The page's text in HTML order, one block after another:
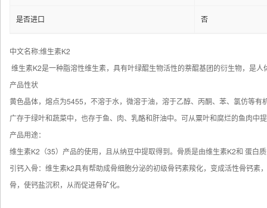
是否进口 否
中文名称:维生素K2
维生素K2是一种脂溶性维生素，具有叶绿醌生物活性的萘醌基团的衍生物，是
产品性状
黄色晶体，熔点为5455，不溶于水，微溶于油，溶于乙醇、丙酮、苯、氯仿等
广存于绿叶和蔬菜中，也存于鱼、肉、乳酪和肝油中。可从粟叶和腐烂的鱼肉中
产品用途：
维生素K2（35）产品的使用，且从纳豆中提取得到。骨质是由维生素K2和 蛋白
引钙入骨：维生素k2具有帮助成骨细胞分泌的初级骨钙素羧化，变成活性骨钙
骨，使钙盐沉积，从而促进骨矿化。